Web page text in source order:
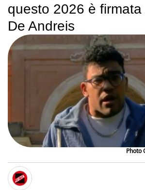
questo 2026 è
De Andreis
Photo